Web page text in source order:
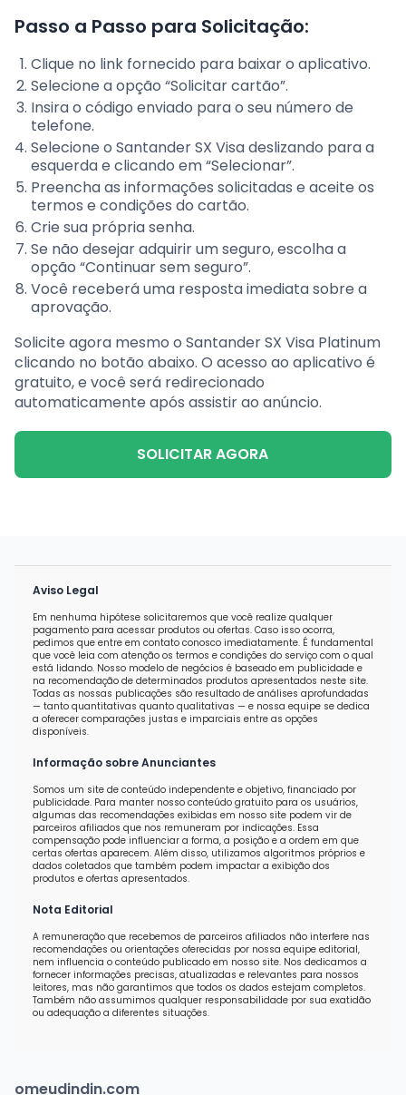
Passo a Passo para Solicitação:
Clique no link fornecido para baixar o aplicativo.
Selecione a opção “Solicitar cartão”.
Insira o código enviado para o seu número de
telefone.
Selecione o Santander SX Visa deslizando para a
esquerda e clicando em “Selecionar”.
Preencha as informações solicitadas e aceite os
termos e condições do cartão.
Crie sua própria senha.
Se não desejar adquirir um seguro, escolha a
opção “Continuar sem seguro”.
Você receberá uma resposta imediata sobre a
aprovação.
Solicite agora mesmo o Santander SX Visa Platinum
clicando no botão abaixo. O acesso ao aplicativo é
gratuito, e você será redirecionado
automaticamente após assistir ao anúncio.
SOLICITAR AGORA
Aviso Legal
Em nenhuma hipótese solicitaremos que você realize qualquer
pagamento para acessar produtos ou ofertas. Caso isso ocorra,
pedimos que entre em contato conosco imediatamente. É fundamental
que você leia com atenção os termos e condições do serviço com o qual
está lidando. Nosso modelo de negócios é baseado em publicidade e
na recomendação de determinados produtos apresentados neste site.
Todas as nossas publicações são resultado de análises aprofundadas
— tanto quantitativas quanto qualitativas — e nossa equipe se dedica
a oferecer comparações justas e imparciais entre as opções
disponíveis.
Informação sobre Anunciantes
Somos um site de conteúdo independente e objetivo, financiado por
publicidade. Para manter nosso conteúdo gratuito para os usuários,
algumas das recomendações exibidas em nosso site podem vir de
parceiros afiliados que nos remuneram por indicações. Essa
compensação pode influenciar a forma, a posição e a ordem em que
certas ofertas aparecem. Além disso, utilizamos algoritmos próprios e
dados coletados que também podem impactar a exibição dos
produtos e ofertas apresentados.
Nota Editorial
A remuneração que recebemos de parceiros afiliados não interfere nas
recomendações ou orientações oferecidas por nossa equipe editorial,
nem influencia o conteúdo publicado em nosso site. Nos dedicamos a
fornecer informações precisas, atualizadas e relevantes para nossos
leitores, mas não garantimos que todos os dados estejam completos.
Também não assumimos qualquer responsabilidade por sua exatidão
ou adequação a diferentes situações.
omeudindin.com